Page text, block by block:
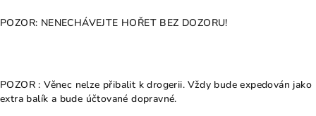
POZOR: NENECHÁVEJTE HOŘET BEZ DOZORU!
POZOR : Věnec nelze přibalit k drogerii. Vždy bude expedován jako
extra balík a bude účtované dopravné.